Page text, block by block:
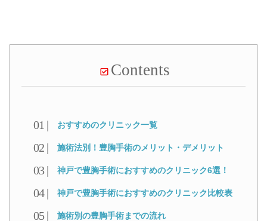
Contents
おすすめのクリニック一覧
施術法別！豊胸手術のメリット・デメリット
神戸で豊胸手術におすすめのクリニック6選！
神戸で豊胸手術におすすめのクリニック比較表
施術別の豊胸手術までの流れ